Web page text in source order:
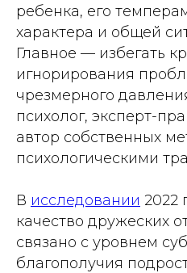
ребенка, его
характера и общей
Главное — избегать
игнорирования
чрезмерного
психолог, эксперт-
автор собственных
психологическими
В исследовании 2022
качество дружеских
связано с уровнем
благополучия